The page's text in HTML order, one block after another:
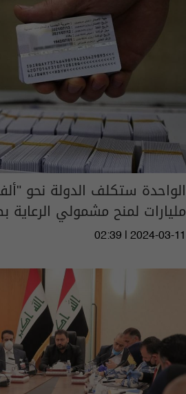
مليارات لمنح مشمولي
02:39 | 2024-03-11